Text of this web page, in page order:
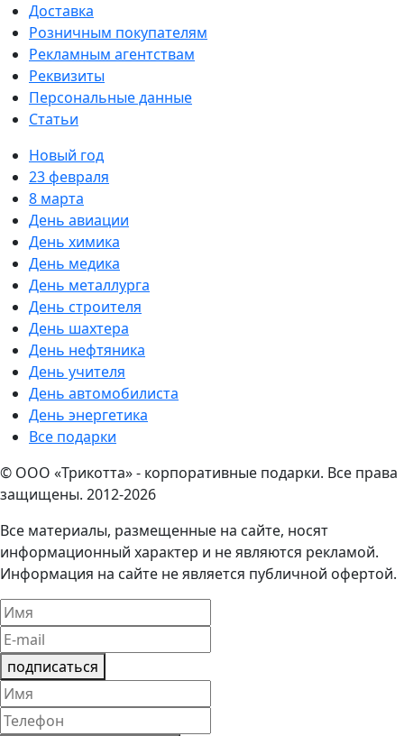
Доставка
Розничным покупателям
Рекламным агентствам
Реквизиты
Персональные данные
Статьи
Новый год
23 февраля
8 марта
День авиации
День химика
День медика
День металлурга
День строителя
День шахтера
День нефтяника
День учителя
День автомобилиста
День энергетика
Все подарки
© ООО «Трикотта» - корпоративные подарки. Все права
защищены. 2012-2026
Все материалы, размещенные на сайте, носят
информационный характер и не являются рекламой.
Информация на сайте не является публичной офертой.
подписаться